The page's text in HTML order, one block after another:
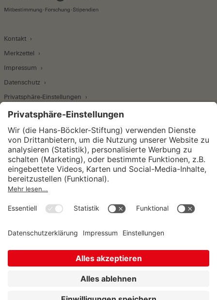
Kontakt
Merkzettel
Impressum
Datenschutz
Privatsphäre-Einstellungen
Wirtschafts- und Sozialwissenschaftliches Institut
Institut für Makroökonomie und
Konjunkturforschung
Unternehmensführung
Sozialrecht